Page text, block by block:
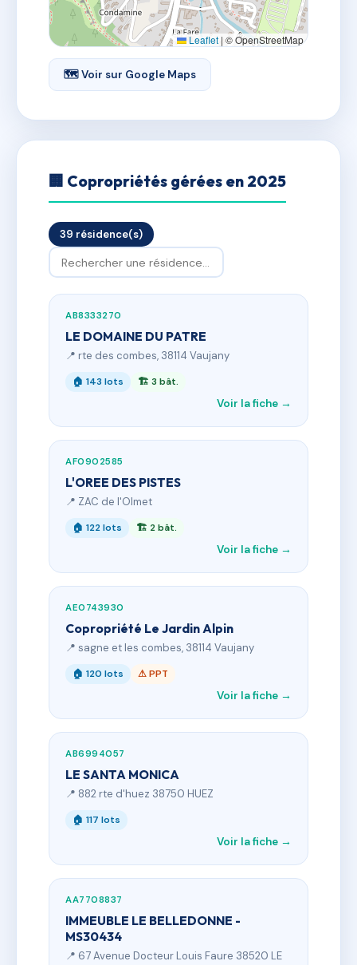
Leaflet | © OpenStreetMap
🗺 Voir sur Google Maps
🏢 Copropriétés gérées en 2025
39 résidence(s)
AB8333270
LE DOMAINE DU PATRE
📍 rte des combes, 38114 Vaujany
🏠 143 lots 🏗 3 bât.
Voir la fiche →
AF0902585
L'OREE DES PISTES
📍 ZAC de l'Olmet
🏠 122 lots 🏗 2 bât.
Voir la fiche →
AE0743930
Copropriété Le Jardin Alpin
📍 sagne et les combes, 38114 Vaujany
🏠 120 lots ⚠ PPT
Voir la fiche →
AB6994057
LE SANTA MONICA
📍 882 rte d'huez 38750 HUEZ
🏠 117 lots
Voir la fiche →
AA7708837
IMMEUBLE LE BELLEDONNE -
MS30434
📍 67 Avenue Docteur Louis Faure 38520 LE